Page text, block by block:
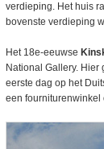
verdieping. Het huis
bovenste verdieping
Het 18e-eeuwse
National Gallery.
eerste dag op het
een